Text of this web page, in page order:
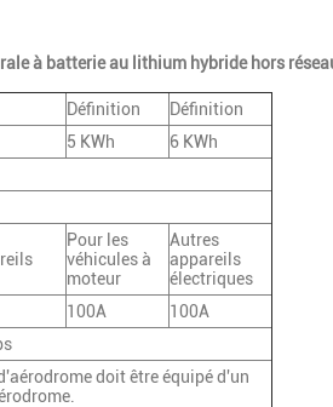
à batterie au lithium hybride hors
Définition
Définition
5 KWh
6 KWh
Pour les
véhicules à
moteur
Autres
appareils
électriques
100A
100A
d'aérodrome doit être équipé d'un